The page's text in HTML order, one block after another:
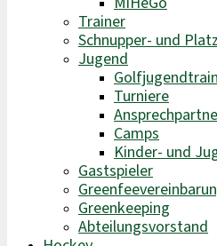
Trainer
Schnupper- und
Jugend
Turniere
Camps
Kinder- und
Gastspieler
Greenkeeping
Abteilungsvorstand